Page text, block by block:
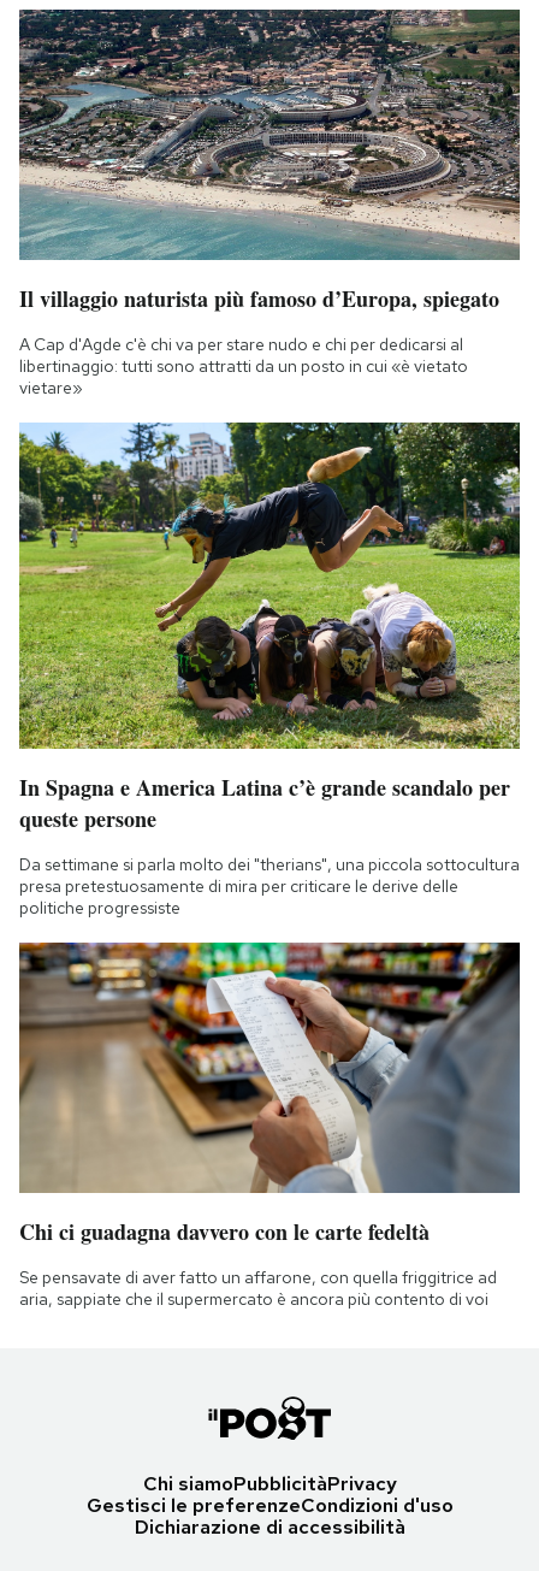
Il villaggio naturista più famoso d’Europa, spiegato
A Cap d'Agde c'è chi va per stare nudo e chi per dedicarsi al
libertinaggio: tutti sono attratti da un posto in cui «è vietato
vietare»
In Spagna e America Latina c’è grande scandalo per
queste persone
Da settimane si parla molto dei "therians", una piccola sottocultura
presa pretestuosamente di mira per criticare le derive delle
politiche progressiste
Chi ci guadagna davvero con le carte fedeltà
Se pensavate di aver fatto un affarone, con quella friggitrice ad
aria, sappiate che il supermercato è ancora più contento di voi
Chi siamoPubblicitàPrivacy
Gestisci le preferenzeCondizioni d'uso
Dichiarazione di accessibilità